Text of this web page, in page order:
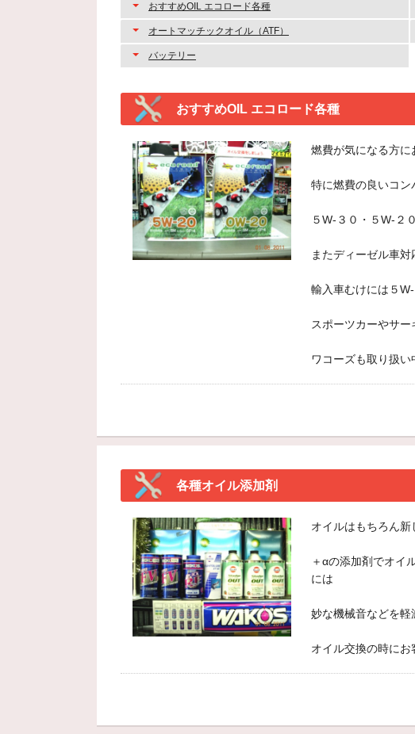
おすすめOIL エコロード各種
オートマッチックオイル（ATF）
バッテリー
おすすめOIL エコロード各種
燃費が気になる方に
特に燃費の良いコ
５W-３０・５W-２
またディーゼル車
輸入車むけには５
スポーツカーやサ
ワコーズも取り扱い
各種オイル添加剤
オイルはもちろん
＋αの添加剤でオイ
には
妙な機械音などを軽
オイル交換の時に